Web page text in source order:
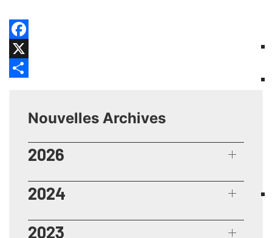
Facebook
X
Nouvelles Archives
2026
2024
2023